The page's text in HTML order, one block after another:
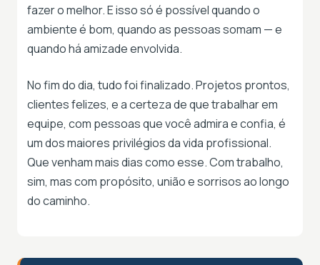
fazer o melhor. E isso só é possível quando o
ambiente é bom, quando as pessoas somam — e
quando há amizade envolvida.
No fim do dia, tudo foi finalizado. Projetos prontos,
clientes felizes, e a certeza de que trabalhar em
equipe, com pessoas que você admira e confia, é
um dos maiores privilégios da vida profissional.
Que venham mais dias como esse. Com trabalho,
sim, mas com propósito, união e sorrisos ao longo
do caminho.